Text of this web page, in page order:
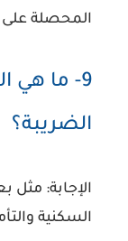
المحصلة على
9- ما هي
الضريبة؟
الإجابة: مثل
السكنية